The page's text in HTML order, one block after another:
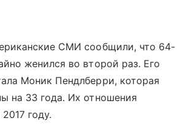
СМИ сообщили, что 64-
женился во второй раз. Его
Моник Пендлберри, которая
на 33 года. Их отношения
году.